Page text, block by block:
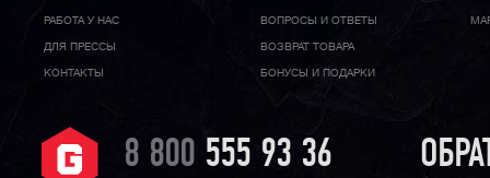
РАБОТА У НАС
ДЛЯ ПРЕССЫ
КОНТАКТЫ
ВОПРОСЫ И ОТВЕТЫ
ВОЗВРАТ ТОВАРА
БОНУСЫ И ПОДАРКИ
8 800 555 93 36